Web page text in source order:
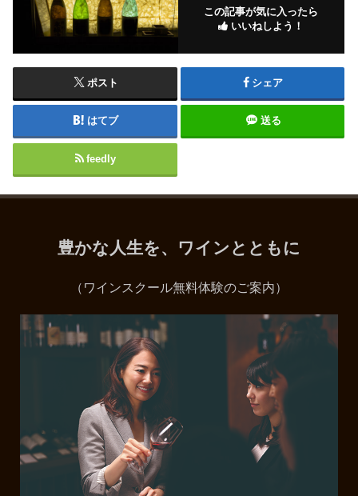
この記事が気に入ったら
いいねしよう！
ポスト シェア
はてブ 送る
feedly
豊かな人生を、ワインとともに
（ワインスクール無料体験のご案内）